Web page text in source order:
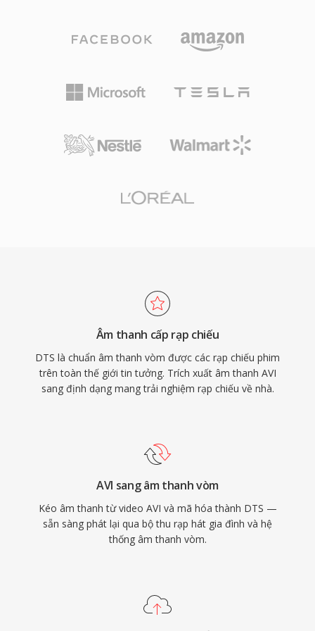
hạn chế, bao gồm giới hạn kích thước tệp 2 GB
trong các triển khai cũ và không hỗ trợ gốc cho
đề nâng cao. Phần mở rộng OpenDML (AVI 2.0)
cho phép tệp vượt qua ranh giới ban đầu. Dù
đã tồn tại hàng thập kỷ, AVI vẫn là một trong
nhận rộng rãi nhất và vẫn được hỗ trợ bởi trình
sách dữ liệu cao hơn cho mỗi kênh, giữ lại các
Định dạng mã hóa âm thanh bằng ADPCM dải
con kết hợp với lượng tử hóa vector, tạo ra
mở rộng DTS-HD Master Audio bổ sung lớp
bao gồm khả năng tương thích phần cứng rộng
âm thanh vòm cho phương tiện vật lý hoặc
phát trực tuyến cao cấp, DTS cung cấp con
đường đã được chứng minh từ phòng thu đến
phòng khách.
Âm thanh cấp rạp chiếu
DTS là chuẩn âm thanh vòm được các rạp chiếu phim
trên toàn thế giới tin tưởng. Trích xuất âm thanh AVI
sang định dạng mang trải nghiệm rạp chiếu về nhà.
AVI sang âm thanh vòm
Kéo âm thanh từ video AVI và mã hóa thành DTS —
sẵn sàng phát lại qua bộ thu rạp hát gia đình và hệ
thống âm thanh vòm.